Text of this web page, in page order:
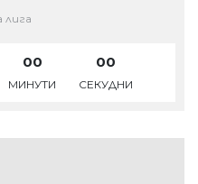
00
МИНУТИ
00
СЕКУДНИ